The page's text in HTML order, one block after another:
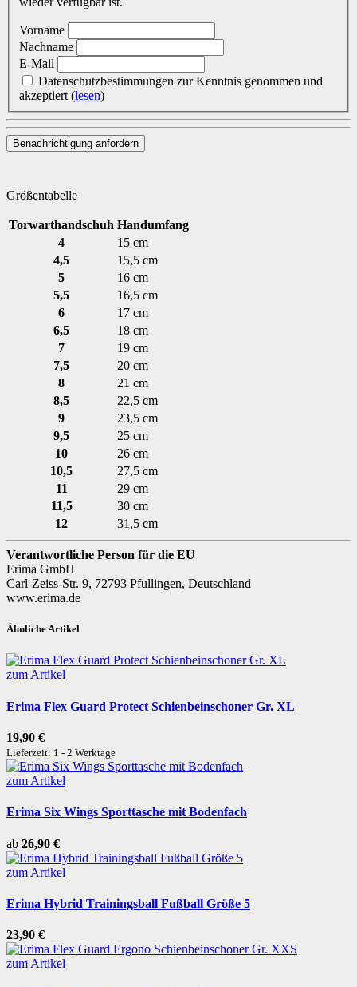
Vorname
Nachname
E-Mail
akzeptiert (lesen)
Benachrichtigung anfordern
Größentabelle
Torwarthandschuh Handumfang
4
15 cm
4,5
15,5 cm
5
16 cm
5,5
16,5 cm
6
17 cm
6,5
18 cm
7
19 cm
7,5
20 cm
8
21 cm
8,5
22,5 cm
9
23,5 cm
9,5
25 cm
10
26 cm
10,5
27,5 cm
11
29 cm
11,5
30 cm
12
31,5 cm
Verantwortliche Person für die EU
Erima GmbH
Carl-Zeiss-Str. 9, 72793 Pfullingen, Deutschland
www.erima.de
Ähnliche Artikel
zum Artikel
Erima Flex Guard Protect Schienbeinschoner Gr. XL
19,90 €
Lieferzeit: 1 - 2 Werktage
zum Artikel
Erima Six Wings Sporttasche mit Bodenfach
ab 26,90 €
zum Artikel
Erima Hybrid Trainingsball Fußball Größe 5
23,90 €
zum Artikel